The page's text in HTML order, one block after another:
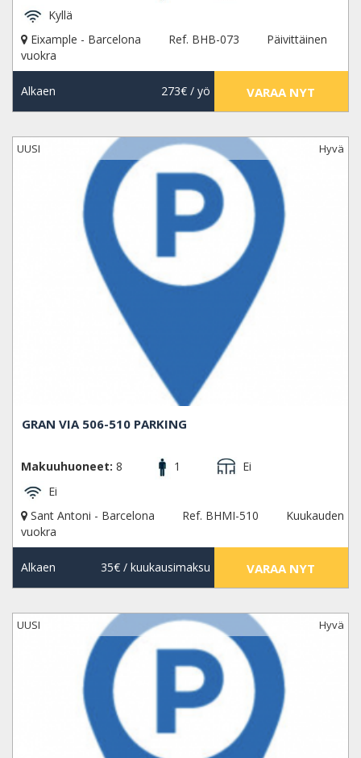
Kyllä
Eixample - Barcelona
Ref. BHB-073
Päivittäinen
vuokra
Alkaen 273€/ yö VARAA NYT
UUSI Hyvä
GRAN VIA 506-510 PARKING
Makuuhuoneet: 8 1
Ei
Ei
Sant Antoni - Barcelona
Ref. BHMI-510
Kuukauden
vuokra
Alkaen 35€/ kuukausimaksu VARAA NYT
UUSI Hyvä